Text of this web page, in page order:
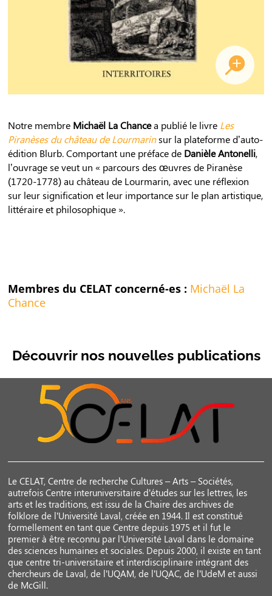
Notre membre Michaël La Chancea publié le livre Les
Piranèses du château de Lourmarinsur la plateforme d’auto-
édition Blurb. Comportant une préface de Danièle Antonelli,
l’ouvrage se veut un « parcours des œuvres de Piranèse
(1720-1778) au château de Lourmarin, avec une réflexion
sur leur signification et leur importance sur le plan artistique,
littéraire et philosophique ».
Membres du CELAT concerné-es : Michaël La
Chance
Découvrir nos nouvelles publications
Le CELAT, Centre de recherche Cultures – Arts – Sociétés,
autrefois Centre interuniversitaire d’études sur les lettres, les
arts et les traditions, est issu de la Chaire des archives de
folklore de l’Université Laval, créée en 1944. Il est constitué
formellement en tant que Centre depuis 1975 et il fut le
premier à être reconnu par l’Université Laval dans le domaine
des sciences humaines et sociales. Depuis 2000, il existe en tant
que centre tri-universitaire et interdisciplinaire intégrant des
chercheurs de Laval, de l’UQAM, de l’UQAC, de l’UdeM et aussi
de McGill.